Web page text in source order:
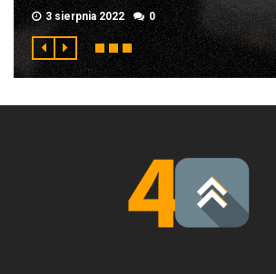
3 sierpnia 2022 0